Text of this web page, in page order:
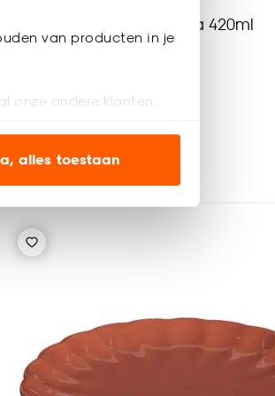
van producten in je
onze andere klanten.
om alleen de
wel of niet te
alles toestaan
Mok Met Oor Pepo Terra 420ml
6.
-